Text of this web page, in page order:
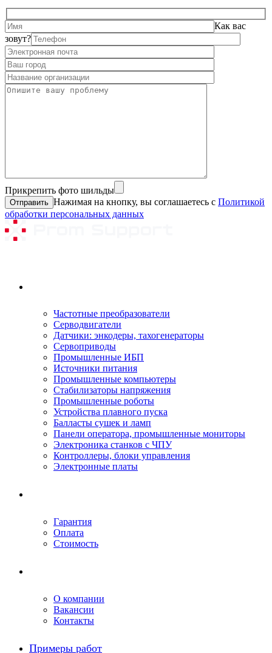
Как вас
зовут?
Прикрепить фото шильды
Нажимая на кнопку, вы соглашаетесь с Политикой
обработки персональных данных
Частотные преобразователи
Серводвигатели
Датчики: энкодеры, тахогенераторы
Сервоприводы
Промышленные ИБП
Источники питания
Промышленные компьютеры
Стабилизаторы напряжения
Промышленные роботы
Устройства плавного пуска
Балласты сушек и ламп
Панели оператора, промышленные мониторы
Электроника станков с ЧПУ
Контроллеры, блоки управления
Электронные платы
Гарантия
Оплата
Стоимость
О компании
Вакансии
Контакты
Примеры работ